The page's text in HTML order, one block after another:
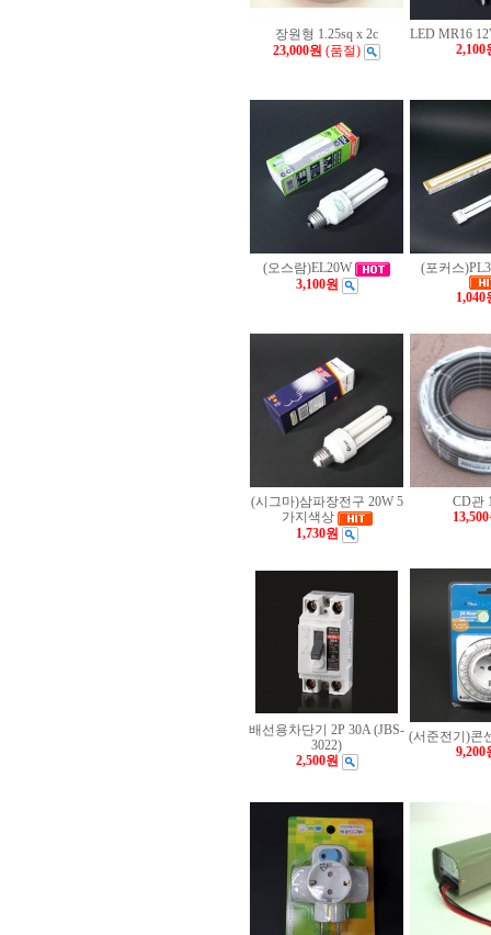
장원형 1.25sq x 2c
23,000원 (품절)
LED MR16
2,100
(오스람)EL20W
3,100원
(포커스
1,040
(시그마)삼파장전구 20W 5
가지색상
1,730원
CD관
배선용차단기 2P 30A (JBS-
3022)
2,500원
(서준전기)콘
9,200